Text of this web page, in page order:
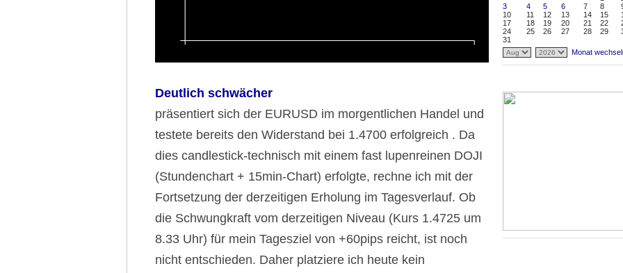
Deutlich schwächer
präsentiert sich der EURUSD im morgentlichen Handel und
testete bereits den Widerstand bei 1.4700 erfolgreich . Da
dies candlestick-technisch mit einem fast lupenreinen DOJI
(Stundenchart + 15min-Chart) erfolgte, rechne ich mit der
Fortsetzung der derzeitigen Erholung im Tagesverlauf. Ob
die Schwungkraft vom derzeitigen Niveau (Kurs 1.4725 um
8.33 Uhr) für mein Tagesziel von +60pips reicht, ist noch
nicht entschieden. Daher platziere ich heute kein
3
4 5 6 7 8
10
11 12 13 14 15
17
18 19 20 21 22
24
25 26 27 28 29
31
Monat